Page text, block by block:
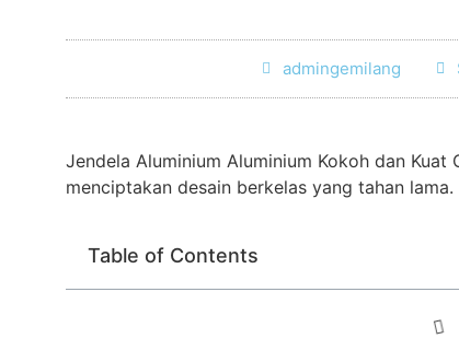
admingemilang
Jendela Aluminium Aluminium Kokoh dan
menciptakan desain berkelas yang tahan lama.
Table of Contents